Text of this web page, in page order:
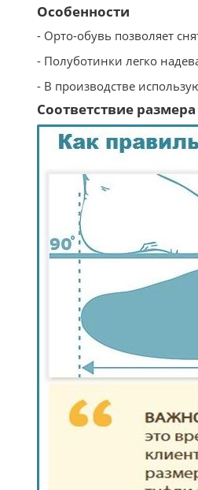
Особенности
- Орто-обувь позволяет
- Полуботинки легко
- В производстве
Соответствие